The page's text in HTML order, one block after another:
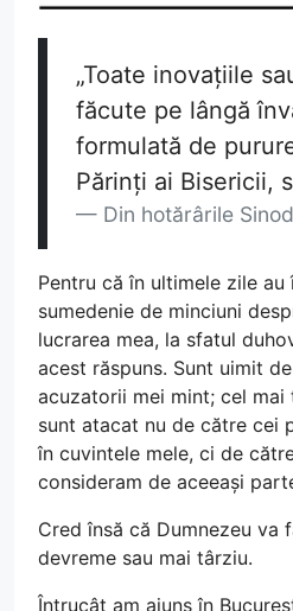
„Toate inovațiile
făcute pe lângă
formulată de
Părinți ai Bisericii,
Din hotărârile
Pentru că în ultimele zile
sumedenie de minciuni
lucrarea mea, la sfatul
acest răspuns. Sunt uimit
acuzatorii mei mint; cel mai
sunt atacat nu de către cei
în cuvintele mele, ci de
consideram de aceeași
Cred însă că Dumnezeu va
devreme sau mai târziu.
Întrucât am ajuns în